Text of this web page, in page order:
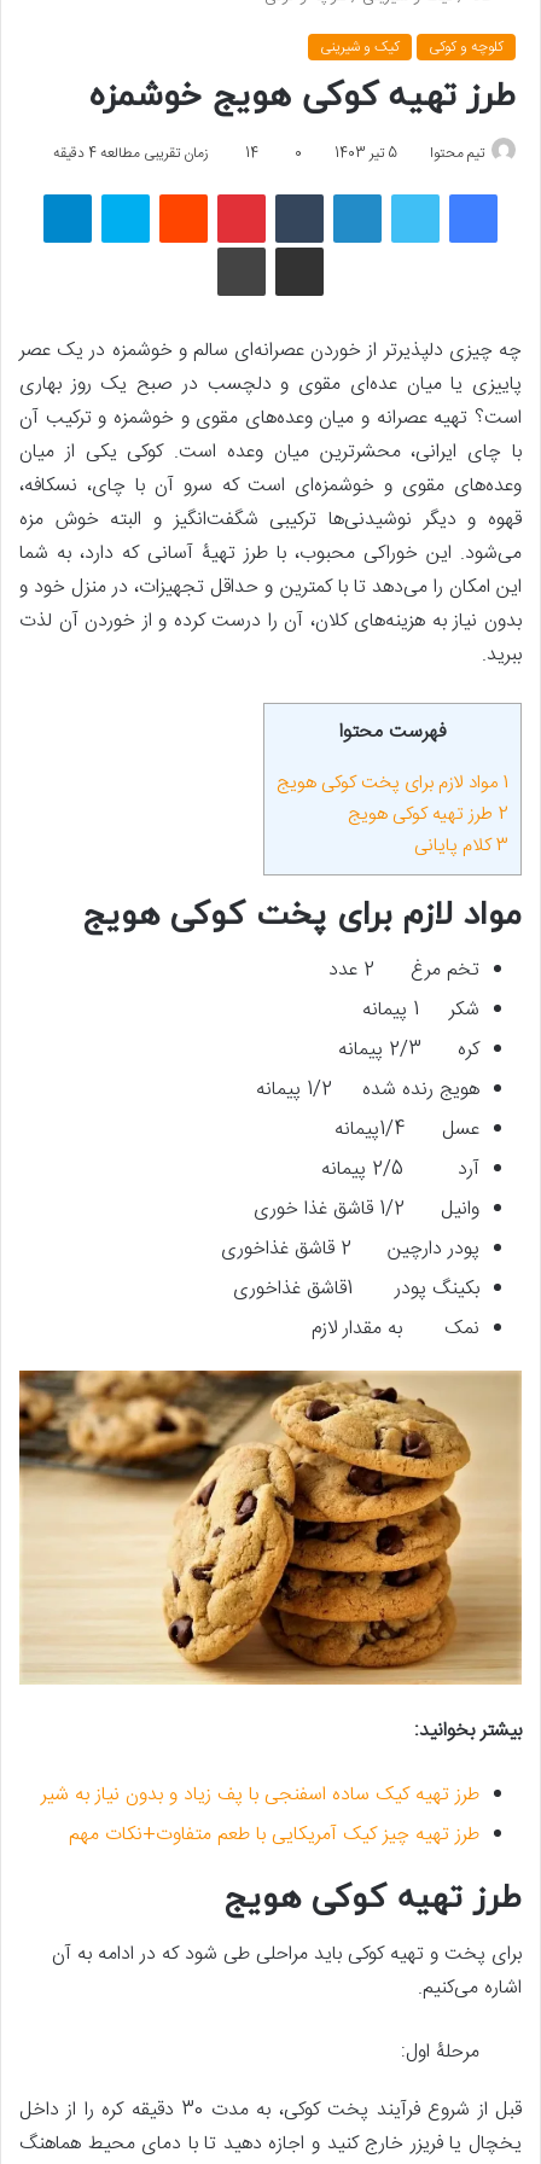
کلوچه و کوکی کیک و شیرینی
طرز تهیه کوکی هویج خوشمزه
تیم محتوا 5 تیر 1403 0
14 زمان تقریبی مطالعه 4 دقیقه
فیسبوک لینکداین پینتریست اسکایپ
چاپ
چه چیزی دلپذیرتر از خوردن عصرانه‌ای سالم و خوشمزه در یک عصر
پاییزی یا میان عده‌ای مقوی و دلچسب در صبح یک روز بهاری
است؟ تهیه عصرانه و میان وعده‌های مقوی و خوشمزه و ترکیب آن
با چای ایرانی، محشرترین میان وعده است. کوکی یکی از میان
وعده‌های مقوی و خوشمزه‌ای است که سرو آن با چای، نسکافه،
قهوه و دیگر نوشیدنی‌ها ترکیبی شگفت‌انگیز و البته خوش مزه
می‌شود. این خوراکی محبوب، با طرز تهیۀ آسانی که دارد، به شما
این امکان را می‌دهد تا با کمترین و حداقل تجهیزات، در منزل خود و
بدون نیاز به هزینه‌های کلان، آن را درست کرده و از خوردن آن لذت
ببرید.
فهرست محتوا
1 مواد لازم برای پخت کوکی هویج
2 طرز تهیه کوکی هویج
3کلام پایانی
مواد لازم برای پخت کوکی هویج
تخم مرغ 2 عدد
شکر 1 پیمانه
کره 2/3 پیمانه
هویج رنده شده 1/2 پیمانه
عسل 1/4پیمانه
آرد 2/5 پیمانه
وانیل 1/2 قاشق غذا خوری
پودر دارچین 2 قاشق غذاخوری
بکینگ پودر 1قاشق غذاخوری
نمک به مقدار لازم
بیشتر بخوانید:
طرز تهیه کیک ساده اسفنجی با پف زیاد و بدون نیاز به شیر
طرز تهیه چیز کیک آمریکایی با طعم متفاوت+نکات مهم
طرز تهیه کوکی هویج
برای پخت و تهیه کوکی باید مراحلی طی شود که در ادامه به آن
اشاره می‌کنیم.
مرحلۀ اول:
قبل از شروع فرآیند پخت کوکی، به مدت 30 دقیقه کره را از داخل
یخچال یا فریزر خارج کنید و اجازه دهید تا با دمای محیط هماهنگ